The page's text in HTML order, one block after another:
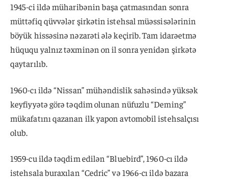
1945-ci ildə müharibənin başa çatmasından sonra
müttəfiq qüvvələr şirkətin istehsal müəssisələrinin
böyük hissəsinə nəzarəti ələ keçirib. Tam idarəetmə
hüququ yalnız təxminən on il sonra yenidən şirkətə
qaytarılıb.
1960-cı ildə “Nissan” mühəndislik sahəsində yüksək
keyfiyyətə görə təqdim olunan nüfuzlu “Deming”
mükafatını qazanan ilk yapon avtomobil istehsalçısı
olub.
1959-cu ildə təqdim edilən “Bluebird”, 1960-cı ildə
istehsala buraxılan “Cedric” və 1966-cı ildə bazara